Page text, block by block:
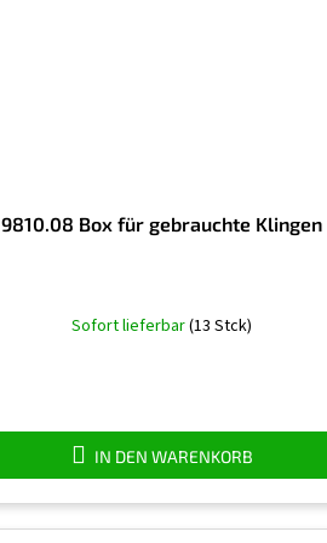
9810.08 Box für gebrauchte Klingen
Die
durchschnittliche
von
5
Sternen.
Sofort lieferbar(13 Stck)
IN DEN WARENKORB